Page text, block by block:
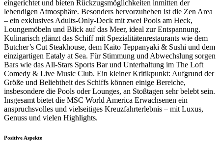
eingerichtet und bieten Rückzugsmöglichkeiten inmitten der
lebendigen Atmosphäre. Besonders hervorzuheben ist die Zen Area
– ein exklusives Adults-Only-Deck mit zwei Pools am Heck,
Loungemöbeln und Blick auf das Meer, ideal zur Entspannung.
Kulinarisch glänzt das Schiff mit Spezialitätenrestaurants wie dem
Butcher’s Cut Steakhouse, dem Kaito Teppanyaki & Sushi und dem
einzigartigen Eataly at Sea. Für Stimmung und Abwechslung sorgen
Bars wie das All-Stars Sports Bar und Unterhaltung im The Loft
Comedy & Live Music Club. Ein kleiner Kritikpunkt: Aufgrund der
Größe und Beliebtheit des Schiffs können einige Bereiche,
insbesondere die Pools oder Lounges, an Stoßtagen sehr belebt sein.
Insgesamt bietet die MSC World America Erwachsenen ein
anspruchsvolles und vielseitiges Kreuzfahrterlebnis – mit Luxus,
Genuss und vielen Highlights.
Positive Aspekte